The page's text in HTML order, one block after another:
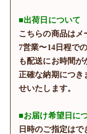
■出荷日について
こちらの商品はメ
7営業〜14日程で
も配送にお時間が
正確な納期につき
せいたします。
■お届け希望日に
日時のご指定は